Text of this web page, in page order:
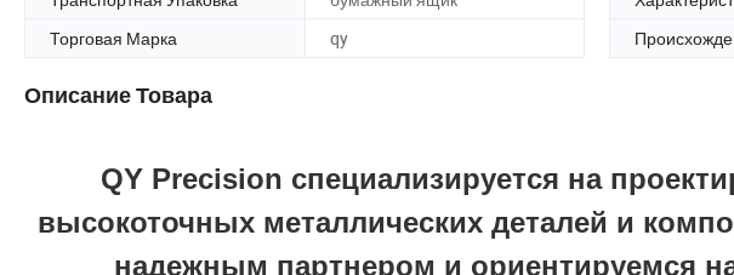
Торговая Марка
qy
Описание Товара
QY Precision специализируется на
высокоточных металлических деталей и
надежным партнером и ориентируемся